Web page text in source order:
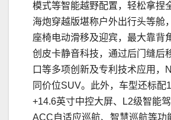
模式等智能越野配置，轻松拿捏
海炮穿越版堪称户外出行头等舱
座椅电动滑移及迎宾，最大靠背
创皮卡静音科技，通过后门缝后
口等多项创新及专利技术应用，
同价位SUV。此外，车型还标配
+14.6英寸中控大屏、L2级智能
ACC自适应巡航、智慧巡航等功